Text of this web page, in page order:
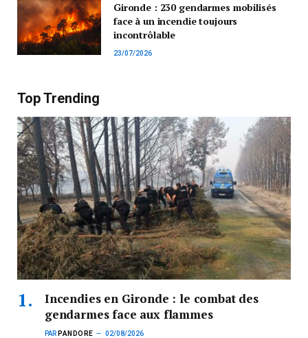
Gironde : 230 gendarmes mobilisés
face à un incendie toujours
incontrôlable
23/07/2026
Top Trending
Incendies en Gironde : le combat des
gendarmes face aux flammes
PAR PANDORE 02/08/2026